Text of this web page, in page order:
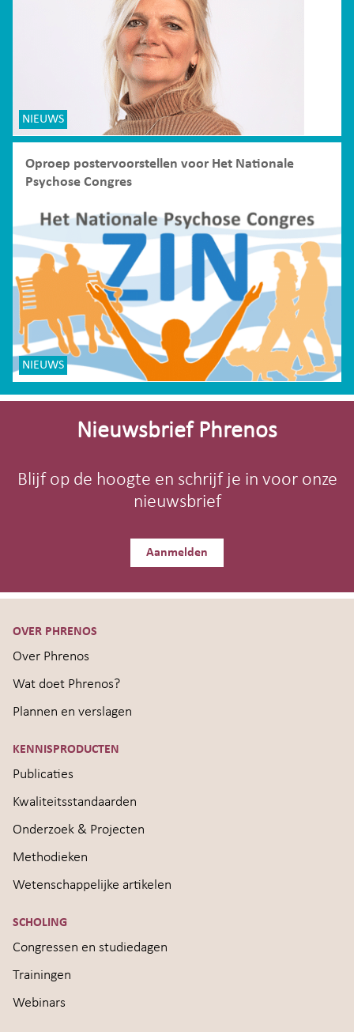
NIEUWS
Oproep postervoorstellen voor Het Nationale
Psychose Congres
NIEUWS
Site-
Nieuwsbrief Phrenos
Blijf op de hoogte en schrijf je in voor onze
nieuwsbrief
Aanmelden
OVER PHRENOS
Over Phrenos
Wat doet Phrenos?
Plannen en verslagen
KENNISPRODUCTEN
Publicaties
Kwaliteitsstandaarden
Onderzoek & Projecten
Methodieken
Wetenschappelijke artikelen
SCHOLING
Congressen en studiedagen
Trainingen
Webinars